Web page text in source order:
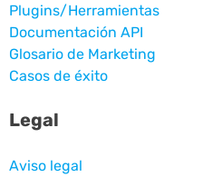
Plugins/Herramientas
Documentación API
Glosario de Marketing
Casos de éxito
Legal
Aviso legal